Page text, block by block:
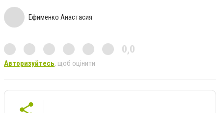
Ефименко Анастасия
0,0
Авторизуйтесь, щоб оцінити